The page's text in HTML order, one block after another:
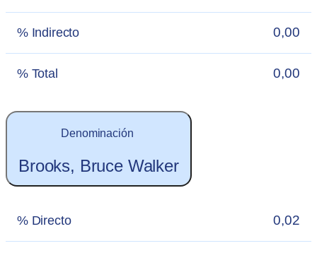
% Indirecto 0,00
% Total 0,00
Denominación
Brooks, Bruce Walker
% Directo 0,02